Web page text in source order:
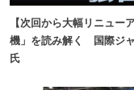
【次回から大幅リニュー
機」を読み解く 国際ジ
氏